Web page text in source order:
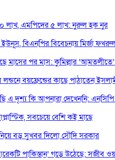
লাখ, এমপিদের ৫ লাখ: নুরুল হক নুর
ইউনূস, বিএনপির বিবেচনায় মির্জা
মাসের পর মাস: কুমিল্লার
বয়ফ্রেন্ডের কাছে পাঠাতেন ইসলামী
এ দৃশ্য কি আপনারা দেখেননি:
সবচেয়ে বেশি কই মাছে
বড় সুখবর দিলো সৌদি সরকার
পাকিস্তান’ গড়ে উঠেছে: সজীব